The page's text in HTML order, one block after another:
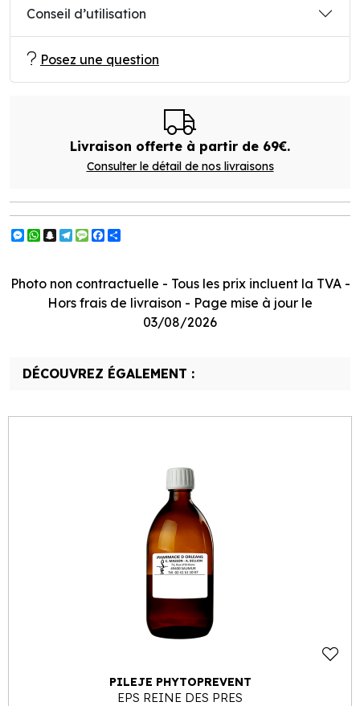
Conseil d’utilisation
Posez une question
Livraison offerte à partir de 69€.
Consulter le détail de nos livraisons
Messenger
WhatsApp
Snapchat
Telegram
Message
Facebook
Photo non contractuelle - Tous les prix incluent la TVA -
Hors frais de livraison - Page mise à jour le
03/08/2026
DÉCOUVREZ ÉGALEMENT :
PILEJE PHYTOPREVENT
EPS REINE DES PRES